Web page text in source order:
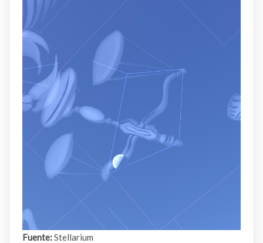
Fuente:Stellarium